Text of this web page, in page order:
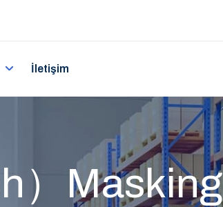
İletişim
）Masking